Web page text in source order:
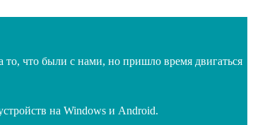
что были с нами, но пришло время двигаться
на Windows и Android.